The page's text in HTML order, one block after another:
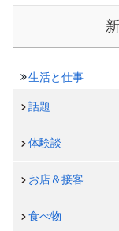
生活と仕事
話題
体験談
お店＆接客
食べ物